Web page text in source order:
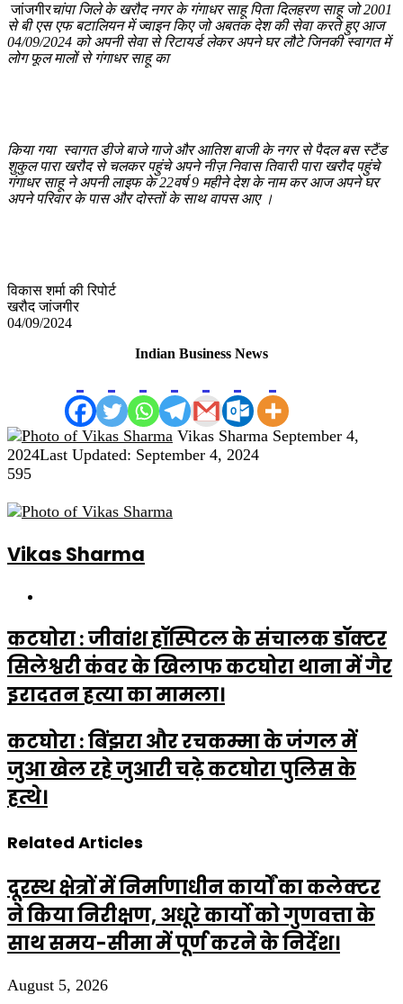
जांजगीरचांपा जिले के खरौद नगर के गंगाधर साहू पिता दिलहरण साहू जो 2001
से बी एस एफ बटालियन में ज्वाइन किए जो अबतक देश की सेवा करते हुए आज
04/09/2024 को अपनी सेवा से रिटायर्ड लेकर अपने घर लौटे जिनकी स्वागत में
लोग फूल मालों से गंगाधर साहू का
किया गया स्वागत डीजे बाजे गाजे और आतिश बाजी के नगर से पैदल बस स्टैंड
शुकुल पारा खरौद से चलकर पहुंचे अपने नीज़ निवास तिवारी पारा खरौद पहुंचे
गंगाधर साहू ने अपनी लाइफ के 22वर्ष 9 महीने देश के नाम कर आज अपने घर
अपने परिवार के पास और दोस्तों के साथ वापस आए ।
विकास शर्मा की रिपोर्ट
खरौद जांजगीर
04/09/2024
Indian Business News
Vikas Sharma Send
September 4,
2024Last Updated: September 4, 2024
595
Vikas Sharma
कटघोरा : जीवांश हॉस्पिटल के संचालक डॉक्टर
सिलेश्वरी कंवर के खिलाफ कटघोरा थाना में गैर
इरादतन हत्या का मामला।
कटघोरा : बिंझरा और रचकम्मा के जंगल में
जुआ खेल रहे जुआरी चढ़े कटघोरा पुलिस के
हत्थे।
Related Articles
दूरस्थ क्षेत्रों में निर्माणाधीन कार्यों का कलेक्टर
ने किया निरीक्षण, अधूरे कार्यो को गुणवत्ता के
साथ समय-सीमा में पूर्ण करने के निर्देश।
August 5, 2026